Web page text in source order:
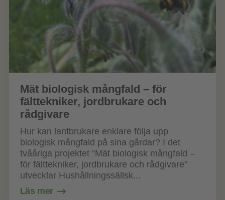
Mät biologisk mångfald – för
fälttekniker, jordbrukare och
rådgivare
Hur kan lantbrukare enklare följa upp
biologisk mångfald på sina gårdar? I det
tvååriga projektet “Mät biologisk mångfald –
för fälttekniker, jordbrukare och rådgivare”
utvecklar Hushållningssällsk...
Läs mer